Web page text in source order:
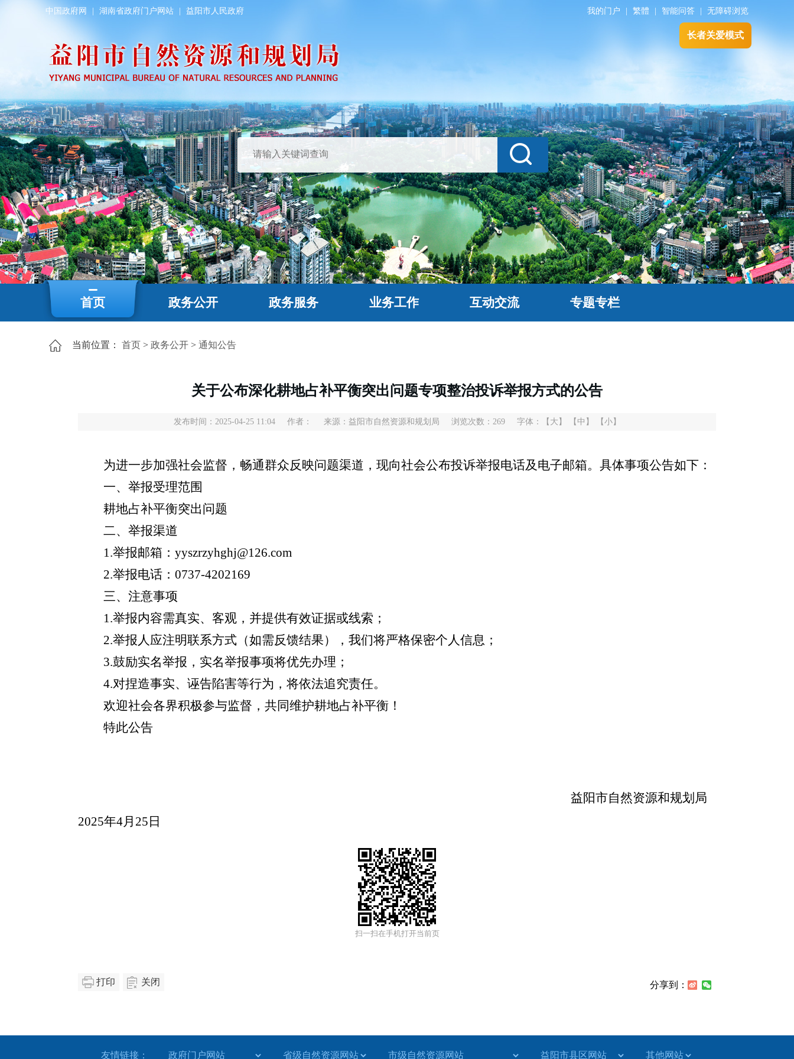
中国政府网 湖南省政府门户网站 益阳市人民政府 我的门户 繁體 智能问答 无障碍浏览
长者关爱模式
首页 政务公开 政务服务 业务工作 互动交流 专题专栏
当前位置： 首页 > 政务公开 > 通知公告
关于公布深化耕地占补平衡突出问题专项整治投诉举报方式的公告
发布时间：2025-04-25 11:04 作者： 来源：益阳市自然资源和规划局 浏览次数： 269 字体： 【大】 【中】 【小】
为进一步加强社会监督，畅通群众反映问题渠道，现向社会公布投诉举报电话及电子邮箱。具体事项公告如下：
一、举报受理范围
耕地占补平衡突出问题
二、举报渠道
1.举报邮箱： yyszrzyhghj@126.com
2.举报电话： 0737-4202169
三、注意事项
1.举报内容需真实、客观，并提供有效证据或线索；
2.举报人应注明联系方式（如需反馈结果），我们将严格保密个人信息；
3.鼓励实名举报，实名举报事项将优先办理；
4.对捏造事实、诬告陷害等行为，将依法追究责任。
欢迎社会各界积极参与监督，共同维护耕地占补平衡！
特此公告
益阳市自然资源和规划局
2025年4月 25 日
扫一扫在手机打开当前页
打印 关闭 分享到：
友情链接：